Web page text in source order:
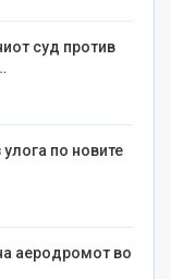
суд против
по новите
аеродромот во